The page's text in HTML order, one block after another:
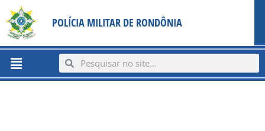
content
para
conteúdo
POLÍCIA MILITAR DE RONDÔNIA
Menu SearchSearch